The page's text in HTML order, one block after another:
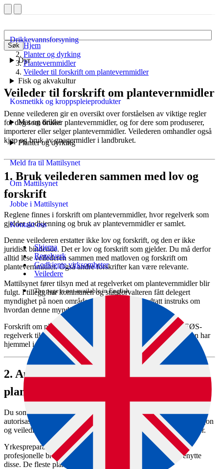
Søk
Drikkevannsforsyning
Dyr
Fisk og akvakultur
Kosmetikk og kroppspleieprodukter
Mat og drikke
Planter og dyrking
Meld fra til Mattilsynet
Om Mattilsynet
Jobbe i Mattilsynet
Kontakt oss
Skjema
Regelverk
Godkjente virksomheter
Veiledere
The page is not available in English.
Hjem
Planter og dyrking
Plantevernmidler
Veileder til forskrift om plantevernmidler
Veileder til forskrift om plantevernmidler
Denne veilederen gir en oversikt over forståelsen av viktige regler
for deg som bruker plantevernmidler, og for dere som produserer,
importerer eller selger plantevernmidler. Veilederen omhandler også
kjøp og bruk av gnagermidler i landbruket.
1. Bruk veilederen sammen med lov og
forskrift
Reglene finnes i forskrift om plantevernmidler, hvor regelverk som
gjelder godkjenning og bruk av plantevernmidler er samlet.
Denne veilederen erstatter ikke lov og forskrift, og den er ikke
juridisk bindende. Det er lov og forskrift som gjelder. Du må derfor
alltid lese veilederen sammen med matloven og forskrift om
plantevernmidler. Også andre forskrifter kan være relevante.
Mattilsynet fører tilsyn med at regelverket om plantevernmidler blir
fulgt. I tillegg har kommunen og statsforvalteren fått delegert
myndighet på noen områder. Mattilsynet har vedtatt instruks om
hvordan denne myndigheten skal utøves.
Forskrift om plantevernmidler trådte i kraft i 2015, og gjør EØS-
regelverk til norsk lov på plantevernmiddelområdet. Forskriften har
hjemmel i matloven.
2. Autorisasjonsbevis for
plantevernmidler
Du som skal kjøpe eller bruke yrkespreparater, må ha
autorisasjonsbevis. Det må også du som er ansvarlig for informasjon
og veiledning i forbindelse med salg og bruk av plantevernmidler.
Yrkespreparater er preparater som bare er tillatt å bruke for
profesjonelle brukere. Det er satt krav til opplæring for å benytte
disse. De fleste plantevernmidler er yrkespreparater.